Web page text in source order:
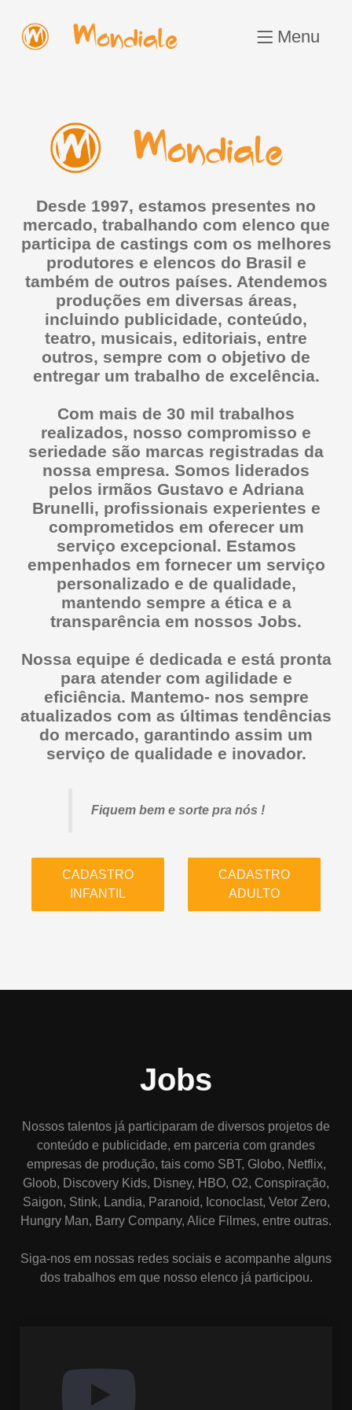
Menu
Desde 1997, estamos presentes no
mercado, trabalhando com elenco que
participa de castings com os melhores
produtores e elencos do Brasil e
também de outros países. Atendemos
produções em diversas áreas,
incluindo publicidade, conteúdo,
teatro, musicais, editoriais, entre
outros, sempre com o objetivo de
entregar um trabalho de excelência.
Com mais de 30 mil trabalhos
realizados, nosso compromisso e
seriedade são marcas registradas da
nossa empresa. Somos liderados
pelos irmãos Gustavo e Adriana
Brunelli, profissionais experientes e
comprometidos em oferecer um
serviço excepcional. Estamos
empenhados em fornecer um serviço
personalizado e de qualidade,
mantendo sempre a ética e a
transparência em nossos Jobs.
Nossa equipe é dedicada e está pronta
para atender com agilidade e
eficiência. Mantemo- nos sempre
atualizados com as últimas tendências
do mercado, garantindo assim um
serviço de qualidade e inovador.
Fiquem bem e sorte pra nós !
CADASTRO
INFANTIL
CADASTRO
ADULTO
Jobs
Nossos talentos já participaram de diversos projetos de
conteúdo e publicidade, em parceria com grandes
empresas de produção, tais como SBT, Globo, Netflix,
Gloob, Discovery Kids, Disney, HBO, O2, Conspiração,
Saigon, Stink, Landia, Paranoid, Iconoclast, Vetor Zero,
Hungry Man, Barry Company, Alice Filmes, entre outras.
Siga-nos em nossas redes sociais e acompanhe alguns
dos trabalhos em que nosso elenco já participou.